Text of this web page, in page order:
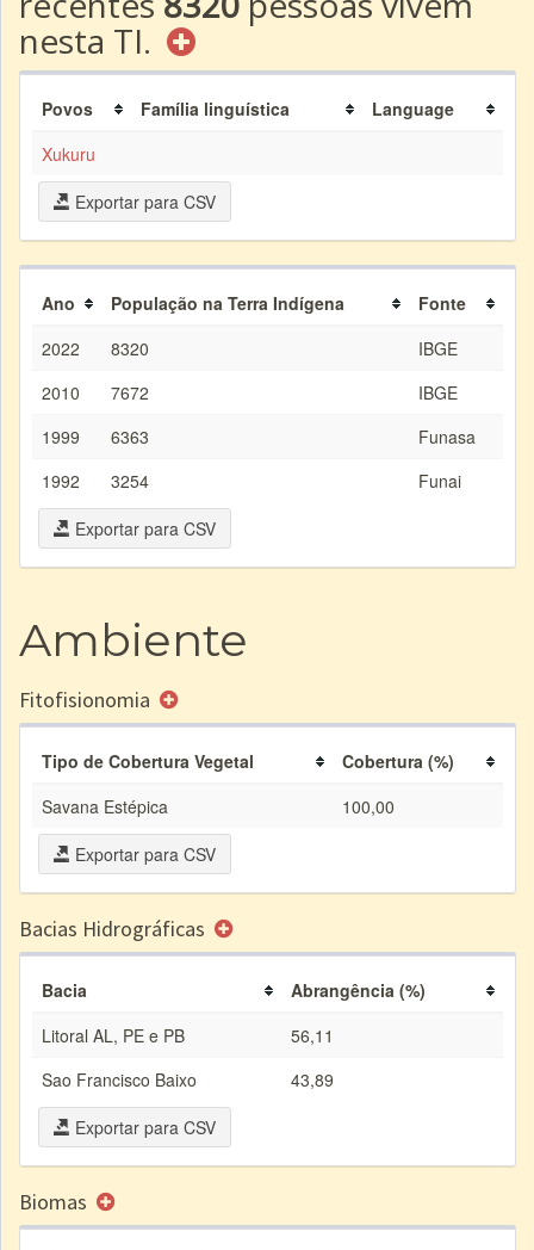
nesta TI.
Povos Família linguística
Language
Xukuru
Exportar para CSV
Ano População na Terra Indígena
Fonte
2022
8320
IBGE
2010
7672
IBGE
1999
6363
Funasa
1992
3254
Funai
Exportar para CSV
Ambiente
Fitofisionomia
Tipo de Cobertura Vegetal
Cobertura (%)
Savana Estépica
100,00
Exportar para CSV
Bacias Hidrográficas
Bacia
Abrangência (%)
Litoral AL, PE e PB
56,11
Sao Francisco Baixo
43,89
Exportar para CSV
Biomas